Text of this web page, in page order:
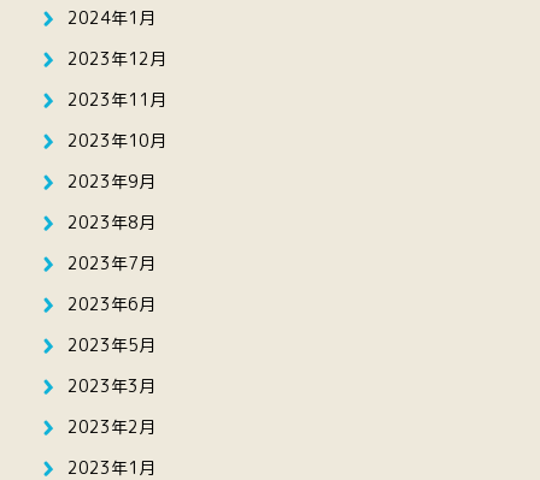
2024年1月
2023年12月
2023年11月
2023年10月
2023年9月
2023年8月
2023年7月
2023年6月
2023年5月
2023年3月
2023年2月
2023年1月